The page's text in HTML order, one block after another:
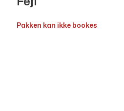
Pakken kan ikke bookes